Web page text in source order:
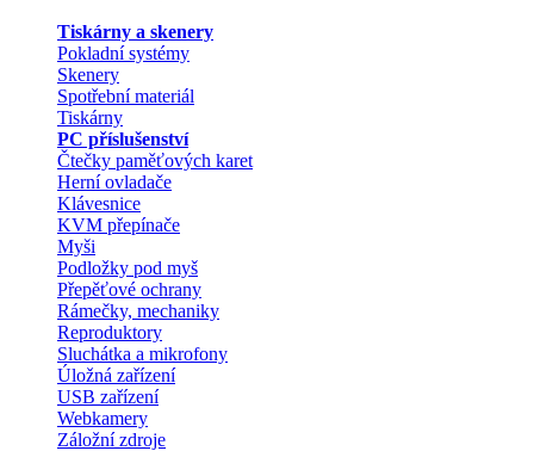
Tiskárny a skenery
Pokladní systémy
Skenery
Spotřební materiál
Tiskárny
PC příslušenství
Čtečky paměťových karet
Herní ovladače
Klávesnice
KVM přepínače
Myši
Podložky pod myš
Přepěťové ochrany
Rámečky, mechaniky
Reproduktory
Sluchátka a mikrofony
Úložná zařízení
USB zařízení
Webkamery
Záložní zdroje